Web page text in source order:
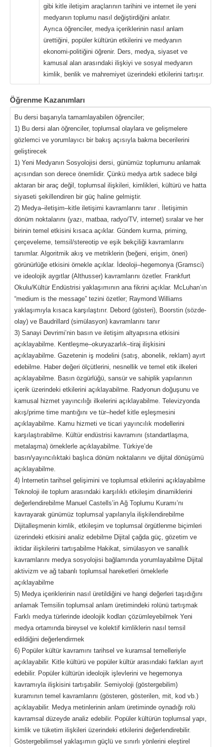
gibi kitle iletişim araçlarının tarihini ve internet ile yeni
medyanın toplumu nasıl değiştirdiğini anlatır.
Ayrıca öğrenciler, medya içeriklerinin nasıl anlam
ürettiğini, popüler kültürün etkilerini ve medyanın
ekonomi-politiğini öğrenir. Ders, medya, siyaset ve
kamusal alan arasındaki ilişkiyi ve sosyal medyanın
kimlik, benlik ve mahremiyet üzerindeki etkilerini tartışır.
Öğrenme Kazanımları
Bu dersi başarıyla tamamlayabilen öğrenciler;
1) Bu dersi alan öğrenciler, toplumsal olaylara ve gelişmelere
gözlemci ve yorumlayıcı bir bakış açısıyla bakma becerilerini
geliştirecek
1) Yeni Medyanın Sosyolojisi dersi, günümüz toplumunu anlamak
açısından son derece önemlidir. Çünkü medya artık sadece bilgi
aktaran bir araç değil, toplumsal ilişkileri, kimlikleri, kültürü ve hatta
siyaseti şekillendiren bir güç haline gelmiştir.
2) Medya–iletişim–kitle iletişimi kavramlarını tanır . İletişimin
dönüm noktalarını (yazı, matbaa, radyo/TV, internet) sıralar ve her
birinin temel etkisini kısaca açıklar. Gündem kurma, priming,
çerçeveleme, temsil/stereotip ve eşik bekçiliği kavramlarını
tanımlar. Algoritmik akış ve metriklerin (beğeni, erişim, öneri)
görünürlüğe etkisini örnekle açıklar. İdeoloji–hegemonya (Gramsci)
ve ideolojik aygıtlar (Althusser) kavramlarını özetler. Frankfurt
Okulu/Kültür Endüstrisi yaklaşımının ana fikrini açıklar. McLuhan’ın
“medium is the message” tezini özetler; Raymond Williams
yaklaşımıyla kısaca karşılaştırır. Debord (gösteri), Boorstin (sözde-
olay) ve Baudrillard (simülasyon) kavramlarını tanır
3) Sanayi Devrimi’nin basın ve iletişim altyapısına etkisini
açıklayabilme. Kentleşme–okuryazarlık–tiraj ilişkisini
açıklayabilme. Gazetenin iş modelini (satış, abonelik, reklam) ayırt
edebilme. Haber değeri ölçütlerini, nesnellik ve temel etik ilkeleri
açıklayabilme. Basın özgürlüğü, sansür ve sahiplik yapılarının
içerik üzerindeki etkilerini açıklayabilme. Radyonun doğuşunu ve
kamusal hizmet yayıncılığı ilkelerini açıklayabilme. Televizyonda
akış/prime time mantığını ve tür–hedef kitle eşleşmesini
açıklayabilme. Kamu hizmeti ve ticari yayıncılık modellerini
karşılaştırabilme. Kültür endüstrisi kavramını (standartlaşma,
metalaşma) örneklerle açıklayabilme. Türkiye’de
basın/yayıncılıktaki başlıca dönüm noktalarını ve dijital dönüşümü
açıklayabilme.
4) İnternetin tarihsel gelişimini ve toplumsal etkilerini açıklayabilme
Teknoloji ile toplum arasındaki karşılıklı etkileşim dinamiklerini
değerlendirebilme Manuel Castells’in Ağ Toplumu Kuramı’nı
kavrayarak günümüz toplumsal yapılarıyla ilişkilendirebilme
Dijitalleşmenin kimlik, etkileşim ve toplumsal örgütlenme biçimleri
üzerindeki etkisini analiz edebilme Dijital çağda güç, gözetim ve
iktidar ilişkilerini tartışabilme Hakikat, simülasyon ve sanallık
kavramlarını medya sosyolojisi bağlamında yorumlayabilme Dijital
aktivizm ve ağ tabanlı toplumsal hareketleri örneklerle
açıklayabilme
5) Medya içeriklerinin nasıl üretildiğini ve hangi değerleri taşıdığını
anlamak Temsilin toplumsal anlam üretimindeki rolünü tartışmak
Farklı medya türlerinde ideolojik kodları çözümleyebilmek Yeni
medya ortamında bireysel ve kolektif kimliklerin nasıl temsil
edildiğini değerlendirmek
6) Popüler kültür kavramını tarihsel ve kuramsal temelleriyle
açıklayabilir. Kitle kültürü ve popüler kültür arasındaki farkları ayırt
edebilir. Popüler kültürün ideolojik işlevlerini ve hegemonya
kavramıyla ilişkisini tartışabilir. Semiyoloji (göstergebilim)
kuramının temel kavramlarını (gösteren, gösterilen, mit, kod vb.)
açıklayabilir. Medya metinlerinin anlam üretiminde oynadığı rolü
kavramsal düzeyde analiz edebilir. Popüler kültürün toplumsal yapı,
kimlik ve tüketim ilişkileri üzerindeki etkilerini değerlendirebilir.
Göstergebilimsel yaklaşımın güçlü ve sınırlı yönlerini eleştirel